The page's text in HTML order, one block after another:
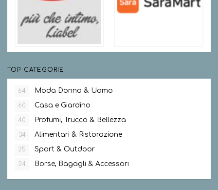
TOP CATEGORIE
64 Moda Donna & Uomo
60 Casa e Giardino
40 Profumi, Trucco & Bellezza
34 Alimentari & Ristorazione
25 Sport & Outdoor
24 Borse, Bagagli & Accessori